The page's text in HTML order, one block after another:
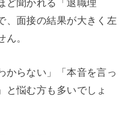
ど聞かれる「退職理
、面接の結果が大きく左
。
からない」「本音を言っ
と悩む方も多いでしょ